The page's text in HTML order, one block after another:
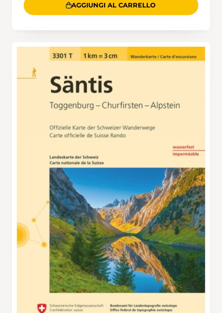
AGGIUNGI AL CARRELLO